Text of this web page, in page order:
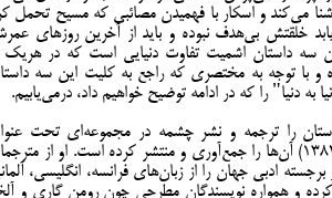
می‌کند و اسکار با فهمیدن مصائبی که مسیح تحمل
خلقتش بی‌هدف نبوده و باید از آخرین روزهای
سه داستان اشمیت تفاوت دنیایی است که در هریک
و با توجه به مختصری که راجع به کلیت این سه
به دنیا" را که در ادامه توضیح خواهیم داد، درمی‌یابیم.
را ترجمه و نشر چشمه در مجموعه‌ای تحت
گل‌های معرفت (اشمیت، 1382) آن‌ها را جمع‌آوری و منتشر کرده است. او از
ادبی جهان را از زبان‌های فرانسه، انگلیسی،
و همواره نویسندگان مطرحی چون رومن گاری و